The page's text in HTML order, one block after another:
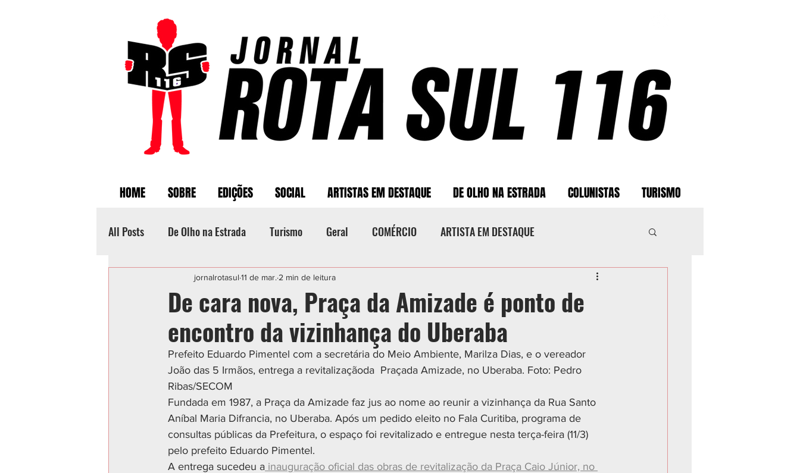
HOME SOBRE EDIÇÕES SOCIAL ARTISTAS EM DESTAQUE DE OLHO NA ESTRADA COLUNISTAS TURISMO
All Posts De Olho na Estrada Turismo Geral COMÉRCIO ARTISTA EM DESTAQUE
Categoria sem título POLICIAL ESPORTE
De cara nova, Praça da Amizade é ponto de
encontro da vizinhança do Uberaba
jornalrotasul 11 de mar. 2 min de leitura
Prefeito Eduardo Pimentel com a secretária do Meio Ambiente, Marilza Dias, e o vereador
João das 5 Irmãos, entrega a revitalizaçãoda  Praçada Amizade, no Uberaba. Foto: Pedro
Ribas/SECOM
Fundada em 1987, a Praça da Amizade faz jus ao nome ao reunir a vizinhança da Rua Santo
Aníbal Maria Difrancia, no Uberaba. Após um pedido eleito no Fala Curitiba, programa de
consultas públicas da Prefeitura, o espaço foi revitalizado e entregue nesta terça-feira (11/3)
pelo prefeito Eduardo Pimentel.
A entrega sucedeu a inauguração oficial das obras de revitalização da Praça Caio Júnior, no